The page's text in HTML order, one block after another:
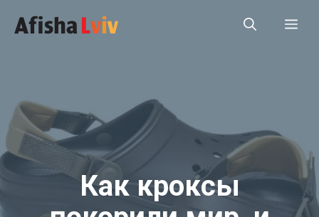
до
Как кроксы